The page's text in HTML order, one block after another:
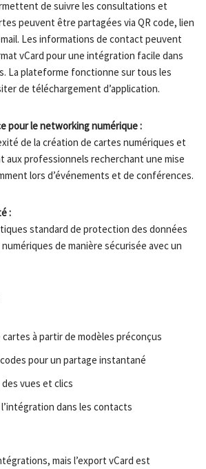
de suivre les consultations et
peuvent être partagées via QR code, lien
Les informations de contact peuvent
vCard pour une intégration facile dans
La plateforme fonctionne sur tous les
de téléchargement d’application.
pour le networking numérique :
de la création de cartes numériques et
aux professionnels recherchant une mise
lors d’événements et de conférences.
:
standard de protection des données
de manière sécurisée avec un
à partir de modèles préconçus
pour un partage instantané
vues et clics
dans les contacts
mais l’export vCard est